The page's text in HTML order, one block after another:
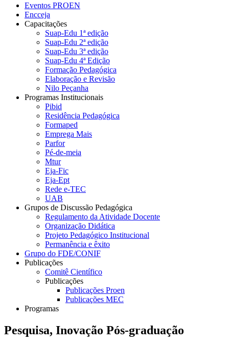
Eventos PROEN
Encceja
Capacitações
Suap-Edu 1ª edição
Suap-Edu 2ª edição
Suap-Edu 3ª edição
Suap-Edu 4ª Edição
Formação Pedagógica
Elaboração e Revisão
Nilo Peçanha
Programas Institucionais
Pibid
Residência Pedagógica
Formaped
Emprega Mais
Parfor
Pé-de-meia
Mtur
Eja-Fic
Eja-Ept
Rede e-TEC
UAB
Grupos de Discussão Pedagógica
Regulamento da Atividade Docente
Organização Didática
Projeto Pedagógico Institucional
Permanência e êxito
Grupo do FDE/CONIF
Publicações
Comitê Científico
Publicações
Publicações Proen
Publicações MEC
Programas
Pesquisa, Inovação Pós-graduação